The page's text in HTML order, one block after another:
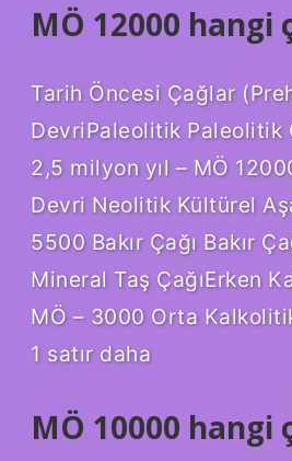
MÖ 12000 hangi
Tarih Öncesi Çağlar
DevriPaleolitik Paleolitik
2,5 milyon yıl – MÖ
Devri Neolitik Kültürel
5500 Bakır Çağı Bakır
Mineral Taş ÇağıErken
MÖ – 3000 Orta
1 satır daha
MÖ 10000 hangi